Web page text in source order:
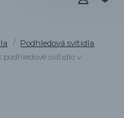
Podhledová svítidla
svítidlo v